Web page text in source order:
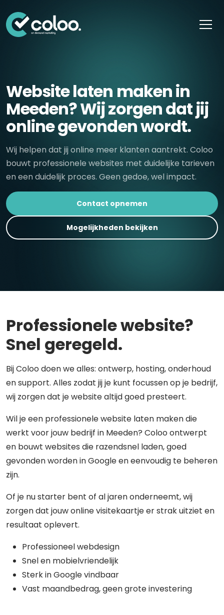
Website laten maken in
Meeden? Wij zorgen dat jij
online gevonden wordt.
Wij helpen dat jij online meer klanten aantrekt. Coloo
bouwt professionele websites met duidelijke tarieven
en een duidelijk proces. Geen gedoe, wel impact.
Contact opnemen
Mogelijkheden bekijken
Professionele website?
Snel geregeld.
Bij Coloo doen we alles: ontwerp, hosting, onderhoud
en support. Alles zodat jij je kunt focussen op je bedrijf,
wij zorgen dat je website altijd goed presteert.
Wil je een professionele website laten maken die
werkt voor jouw bedrijf in Meeden? Coloo ontwerpt
en bouwt websites die razendsnel laden, goed
gevonden worden in Google en eenvoudig te beheren
zijn.
Of je nu starter bent of al jaren onderneemt, wij
zorgen dat jouw online visitekaartje er strak uitziet en
resultaat oplevert.
Professioneel webdesign
Snel en mobielvriendelijk
Sterk in Google vindbaar
Vast maandbedrag, geen grote investering